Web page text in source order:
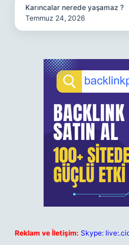
Karıncalar nerede yaşamaz ?
Temmuz 24, 2026
Reklam ve İletişim: Skype: